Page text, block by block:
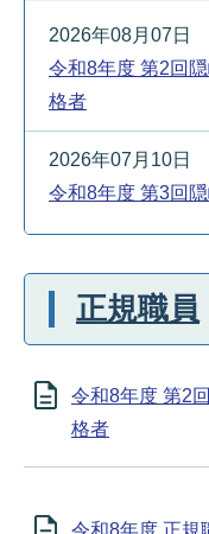
2026年08月07日
令和8年度 第2回
格者
2026年07月10日
令和8年度 第3回
正規職員
令和8年度 第2
格者